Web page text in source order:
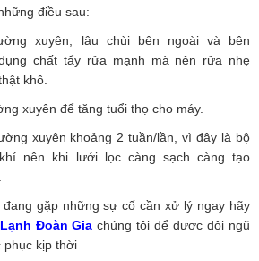
điều sau:
xuyên, lâu chùi bên ngoài và bên
chất tẩy rửa mạnh mà nên rửa nhẹ
khô.
xuyên để tăng tuổi thọ cho máy.
xuyên khoảng 2 tuần/lần, vì đây là bộ
nên khi lưới lọc càng sạch càng tạo
gặp những sự cố cần xử lý ngay hãy
Đoàn Gia chúng tôi để được đội ngũ
phục kịp thời